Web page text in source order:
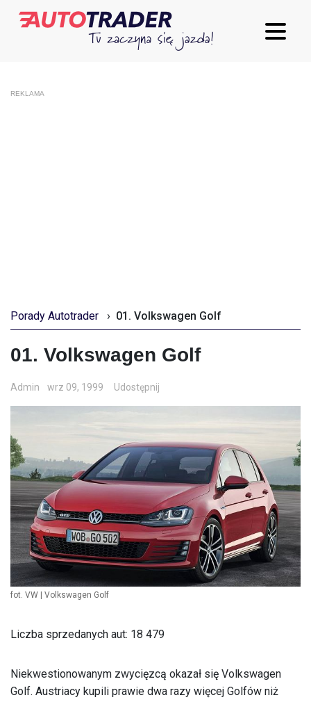
REKLAMA
Porady Autotrader › 01. Volkswagen Golf
01. Volkswagen Golf
Admin wrz 09, 1999 Udostępnij
fot. VW | Volkswagen Golf
Liczba sprzedanych aut: 18 479
Niekwestionowanym zwycięzcą okazał się Volkswagen
Golf. Austriacy kupili prawie dwa razy więcej Golfów niż